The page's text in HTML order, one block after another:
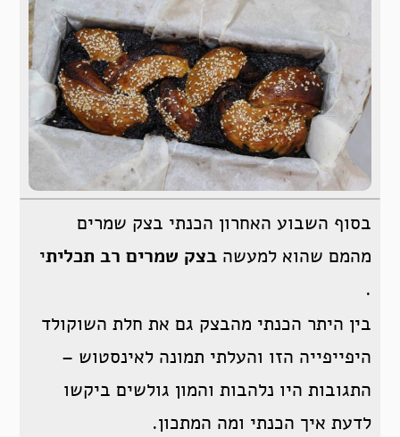
בסוף השבוע האחרון הכנתי בצק שמרים
מהמם שהוא למעשהבצק שמרים רב תכליתי
.
בין היתר הכנתי מהבצק גם את חלת השוקולד
היפייפייה הזו והעלתי תמונה לאינסטוש –
התגובות היו נלהבות והמון גולשים ביקשו
לדעת איך הכנתי ומה המתכון.